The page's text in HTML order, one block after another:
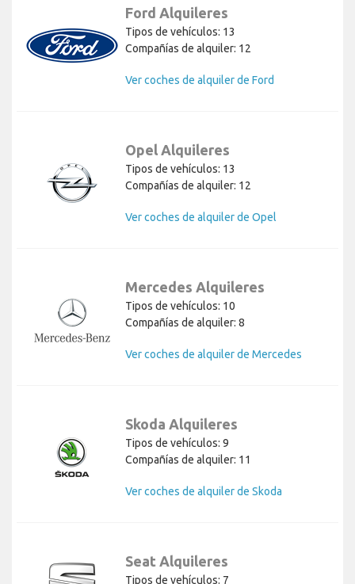
Ford Alquileres
Tipos de vehículos: 13
Compañías de alquiler: 12
Ver coches de alquiler de Ford
Opel Alquileres
Tipos de vehículos: 13
Compañías de alquiler: 12
Ver coches de alquiler de Opel
Mercedes Alquileres
Tipos de vehículos: 10
Compañías de alquiler: 8
Ver coches de alquiler de Mercedes
Skoda Alquileres
Tipos de vehículos: 9
Compañías de alquiler: 11
Ver coches de alquiler de Skoda
Seat Alquileres
Tipos de vehículos: 7